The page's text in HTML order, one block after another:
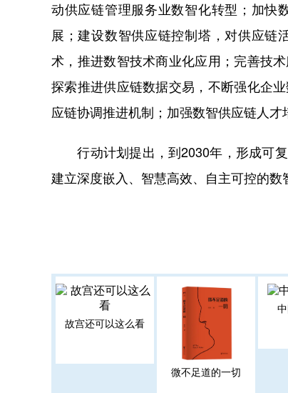
动供应链管理服务业数智化转型；加快
展；建设数智供应链控制塔，对供应链
术，推进数智技术商业化应用；完善技
探索推进供应链数据交易，不断强化企
应链协调推进机制；加强数智供应链人才
行动计划提出，到2030年，形成可复
建立深度嵌入、智慧高效、自主可控的数
故宫还可以这么看
微不足道的一切